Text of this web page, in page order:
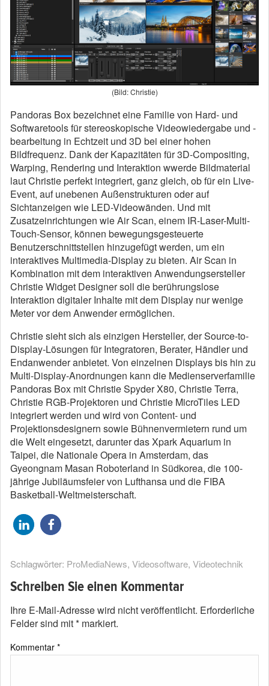
(Bild: Christie)
Pandoras Box bezeichnet eine Familie von Hard- und
Softwaretools für stereoskopische Videowiedergabe und -
bearbeitung in Echtzeit und 3D bei einer hohen
Bildfrequenz. Dank der Kapazitäten für 3D-Compositing,
Warping, Rendering und Interaktion wwerde Bildmaterial
laut Christie perfekt integriert, ganz gleich, ob für ein Live-
Event, auf unebenen Außenstrukturen oder auf
Sichtanzeigen wie LED-Videowänden. Und mit
Zusatzeinrichtungen wie Air Scan, einem IR-Laser-Multi-
Touch-Sensor, können bewegungsgesteuerte
Benutzerschnittstellen hinzugefügt werden, um ein
interaktives Multimedia-Display zu bieten. Air Scan in
Kombination mit dem interaktiven Anwendungsersteller
Christie Widget Designer soll die berührungslose
Interaktion digitaler Inhalte mit dem Display nur wenige
Meter vor dem Anwender ermöglichen.
Christie sieht sich als einzigen Hersteller, der Source-to-
Display-Lösungen für Integratoren, Berater, Händler und
Endanwender anbietet. Von einzelnen Displays bis hin zu
Multi-Display-Anordnungen kann die Medienserverfamilie
Pandoras Box mit Christie Spyder X80, Christie Terra,
Christie RGB-Projektoren und Christie MicroTiles LED
integriert werden und wird von Content- und
Projektionsdesignern sowie Bühnenvermietern rund um
die Welt eingesetzt, darunter das Xpark Aquarium in
Taipei, die Nationale Opera in Amsterdam, das
Gyeongnam Masan Roboterland in Südkorea, die 100-
jährige Jubiläumsfeier von Lufthansa und die FIBA
Basketball-Weltmeisterschaft.
Schlagwörter: ProMediaNews, Videosoftware, Videotechnik
Schreiben Sie einen Kommentar
Ihre E-Mail-Adresse wird nicht veröffentlicht. Erforderliche
Felder sind mit* markiert.
Kommentar *